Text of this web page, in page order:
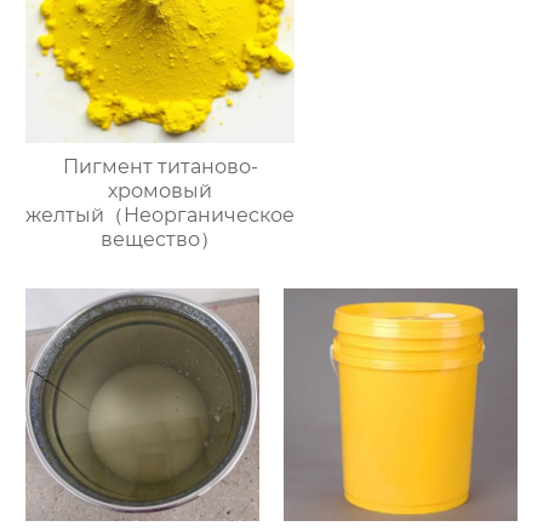
Пигмент титаново-
хромовый
желтый（Неорганическое
вещество）